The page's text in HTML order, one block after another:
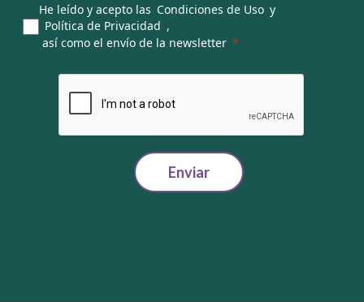
He leído y acepto las Condiciones de Uso y
Política de Privacidad ,
así como el envío de la newsletter
Enviar